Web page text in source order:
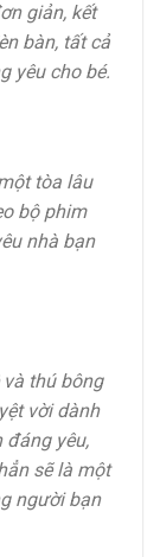
giản, kết
bàn, tất cả
yêu cho bé.
tòa lâu
bộ phim
nhà bạn
thú bông
vời dành
đáng yêu,
sẽ là một
người bạn